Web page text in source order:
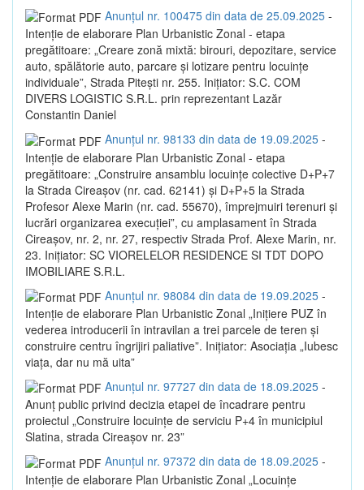
Anunțul nr. 100475 din data de 25.09.2025 -
Intenție de elaborare Plan Urbanistic Zonal - etapa
pregătitoare: „Creare zonă mixtă: birouri, depozitare, service
auto, spălătorie auto, parcare și lotizare pentru locuințe
individuale”, Strada Pitești nr. 255. Inițiator: S.C. COM
DIVERS LOGISTIC S.R.L. prin reprezentant Lazăr
Constantin Daniel
Anunțul nr. 98133 din data de 19.09.2025 -
Intenție de elaborare Plan Urbanistic Zonal - etapa
pregătitoare: „Construire ansamblu locuințe colective D+P+7
la Strada Cireașov (nr. cad. 62141) și D+P+5 la Strada
Profesor Alexe Marin (nr. cad. 55670), împrejmuiri terenuri și
lucrări organizarea execuției”, cu amplasament în Strada
Cireașov, nr. 2, nr. 27, respectiv Strada Prof. Alexe Marin, nr.
23. Inițiator: SC VIORELELOR RESIDENCE SI TDT DOPO
IMOBILIARE S.R.L.
Anunțul nr. 98084 din data de 19.09.2025 -
Intenție de elaborare Plan Urbanistic Zonal „Inițiere PUZ în
vederea introducerii în intravilan a trei parcele de teren și
construire centru îngrijiri paliative”. Inițiator: Asociația „Iubesc
viața, dar nu mă uita”
Anunțul nr. 97727 din data de 18.09.2025 -
Anunț public privind decizia etapei de încadrare pentru
proiectul „Construire locuințe de serviciu P+4 în municipiul
Slatina, strada Cireașov nr. 23”
Anunțul nr. 97372 din data de 18.09.2025 -
Intenție de elaborare Plan Urbanistic Zonal „Locuințe